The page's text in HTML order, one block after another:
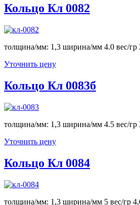
Кольцо Кл 0082
толщина/мм: 1,3 ширина/мм 4.0 вес/гр
Уточнить цену
Кольцо Кл 0083б
толщина/мм: 1,3 ширина/мм 4.5 вес/гр
Уточнить цену
Кольцо Кл 0084
толщина/мм: 1,3 ширина/мм 5 вес/гр